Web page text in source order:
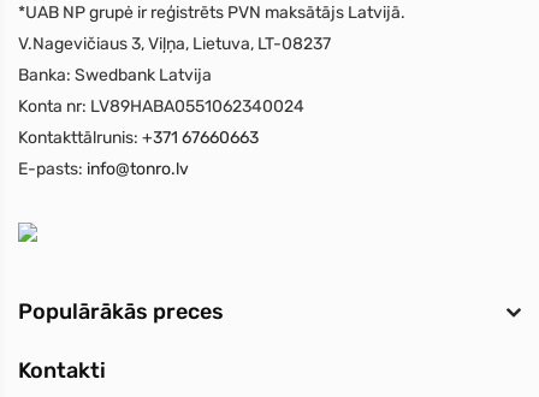
*UAB NP grupė ir reģistrēts PVN maksātājs Latvijā.
V.Nagevičiaus 3, Viļņa, Lietuva, LT-08237
Banka: Swedbank Latvija
Konta nr: LV89HABA0551062340024
Kontakttālrunis: +371 67660663
E-pasts: info@tonro.lv
Populārākās preces
Kontakti